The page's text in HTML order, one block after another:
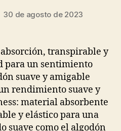
30 de agosto de 2023
transpirable y
para un sentimiento
suave y amigable
rendimiento suave y
material absorbente
y elástico para una
suave como el algodón